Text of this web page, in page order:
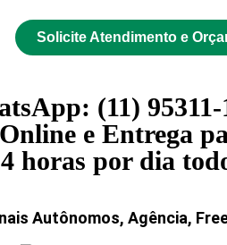
Solicite Atendimento e
(11) 95311-
e Entrega
horas por dia
Autônomos, Agência,